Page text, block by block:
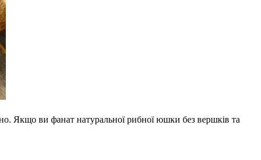
Якщо ви фанат натуральної рибної юшки без вершків та